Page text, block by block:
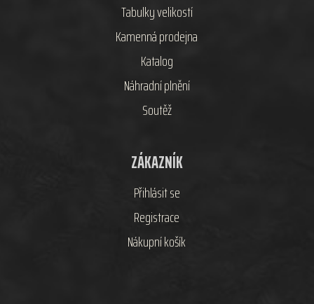
Tabulky velikostí
Kamenná prodejna
Katalog
Náhradní plnění
Soutěž
ZÁKAZNÍK
Přihlásit se
Registrace
Nákupní košík